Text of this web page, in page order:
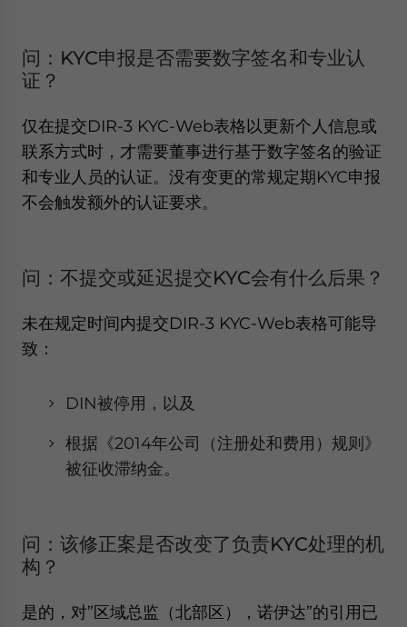
问：KYC申报是否需要数字签名和专业认
证？
仅在提交DIR-3 KYC-Web表格以更新个人信息或
联系方式时，才需要董事进行基于数字签名的验证
和专业人员的认证。没有变更的常规定期KYC申报
不会触发额外的认证要求。
问：不提交或延迟提交KYC会有什么后果？
未在规定时间内提交DIR-3 KYC-Web表格可能导
致：
DIN被停用，以及
根据《2014年公司（注册处和费用）规则》
被征收滞纳金。
问：该修正案是否改变了负责KYC处理的机
构？
是的，对”区域总监（北部区），诺伊达”的引用已